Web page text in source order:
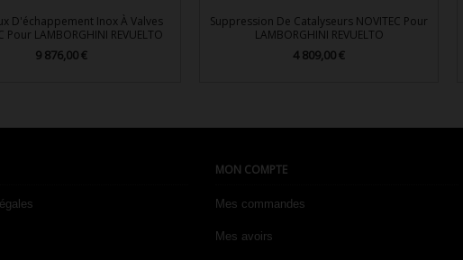
D'échappement Inox À Valves
Pour LAMBORGHINI REVUELTO
Prix
9 876,00 €
Suppression De Catalyseurs NOVITEC Pour
LAMBORGHINI REVUELTO
Prix
4 809,00 €
MON COMPTE
Mes commandes
Mes avoirs